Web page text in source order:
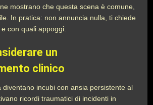
mostrano che questa scena è comune,
In pratica: non annuncia nulla, ti chiede
con quali appoggi.
un
clinico
diventano incubi con ansia persistente al
ricordi traumatici di incidenti in